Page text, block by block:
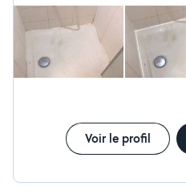
canalisations. - Joints
Pose de chauffe eau,WC
sanitaires. Prestations ameublement : - Assemblage et
montage de meubles (armoires,lit,étagères,etc) - Pose
Tarifs compétitifs et transparents. Pour
ou demande de devis
votre service Alexis
Voir le profil